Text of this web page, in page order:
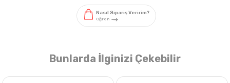
Bunlarda İlginizi Çekebilir